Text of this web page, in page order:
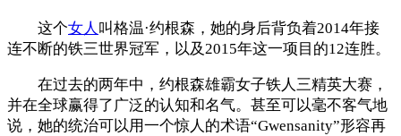
这个女人 叫格温·约根森，她的身后背负着2014年接
连不断的铁三世界冠军，以及2015年这一项目的12连胜。
在过去的两年中，约根森雄霸女子铁人三精英大赛，
并在全球赢得了广泛的认知和名气。甚至可以毫不客气地
说，她的统治可以用一个惊人的术语“Gwensanity”形容再